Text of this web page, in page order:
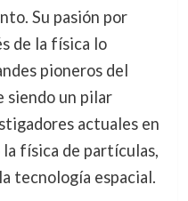
Su pasión por
de la física lo
pioneros del
siendo un pilar
actuales en
la física de partículas,
tecnología espacial.